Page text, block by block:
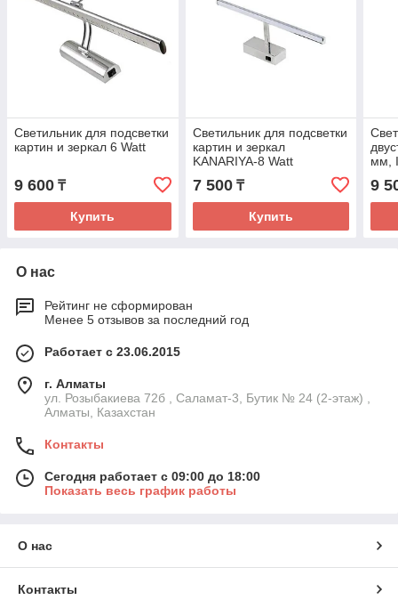
Светильник для подсветки
картин и зеркал 6 Watt
9 600 ₸
Купить
Светильник для подсветки
картин и зеркал
KANARIYA-8 Watt
7 500₸
Купить
мм,
9
О нас
Рейтинг не сформирован
Менее 5 отзывов за последний год
Работает с 23.06.2015
г. Алматы
ул. Розыбакиева 72б , Саламат-3, Бутик № 24 (2-этаж) ,
Алматы, Казахстан
Контакты
Сегодня работает с 09:00 до 18:00
Показать весь график работы
О нас
Контакты